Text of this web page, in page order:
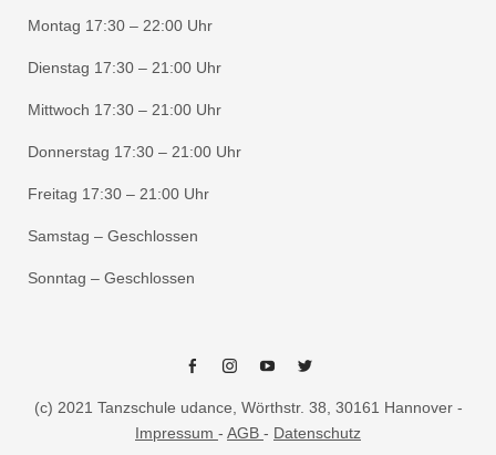
Montag 17:30 – 22:00 Uhr
Dienstag 17:30 – 21:00 Uhr
Mittwoch 17:30 – 21:00 Uhr
Donnerstag 17:30 – 21:00 Uhr
Freitag 17:30 – 21:00 Uhr
Samstag – Geschlossen
Sonntag – Geschlossen
FacebookInstagram
YoutubeTwitter
(c) 2021 Tanzschule udance, Wörthstr. 38, 30161 Hannover -
Impressum - AGB - Datenschutz